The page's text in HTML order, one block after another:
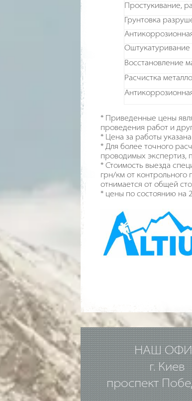
Простукивание,
Грунтовка
Оштукатуривание
Восстановление
Расчистка
* Приведенные цены
проведения работ и
* Цена за работы
* Для более точного
проводимых экспертиз,
* Стоимость выезда
грн/км от контрольного
отнимается от общей
* цены по состоянию на
НАШ
г. Киев
проспект